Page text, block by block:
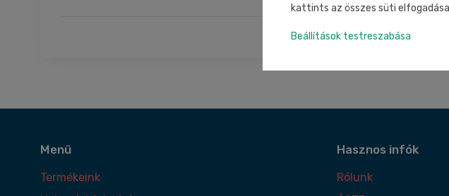
Menü
Termékeink
Hasznos infók
Rólunk
kattints az összes süti
Beállítások testreszabása